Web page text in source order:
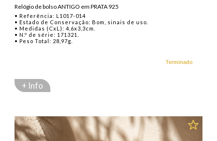
Relógio de bolso ANTIGO em PRATA 925
• Referência: L1017-014
• Estado de Conservação: Bom, sinais de uso.
• Medidas (CxL): 4,6x3,3cm.
• N.º de série: 171321.
• Peso Total: 28,97g.
Terminado
+ Info